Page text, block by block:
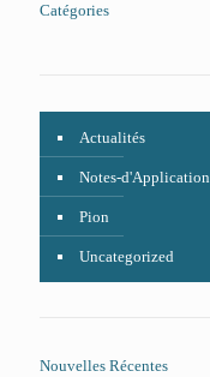
Catégories
Actualités
Notes-d'Application
Pion
Uncategorized
Nouvelles Récentes